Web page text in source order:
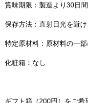
賞味期限：製造より30日間
保存方法：直射日光を避
特定原材料：原材料の一
化粧箱：なし
ギフト箱（200円）をご希